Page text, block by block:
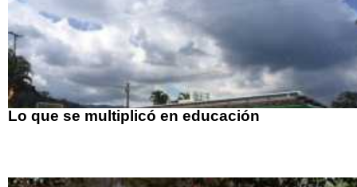
Lo que se multiplicó en educación